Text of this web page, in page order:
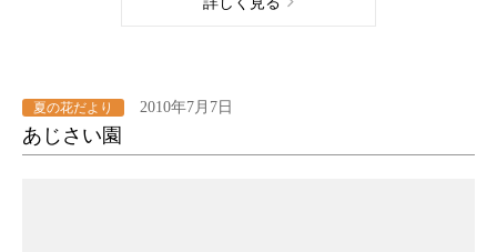
夏の花だより 2010年7月7日
あじさい園